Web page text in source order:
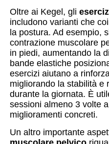
Oltre ai Kegel, gli
includono varianti che
la postura. Ad esempio,
contrazione muscolare
in piedi, aumentando la
bande elastiche
esercizi aiutano a
migliorando la stabilità e
durante la giornata. È
sessioni almeno 3 volte
miglioramenti concreti.
Un altro importante